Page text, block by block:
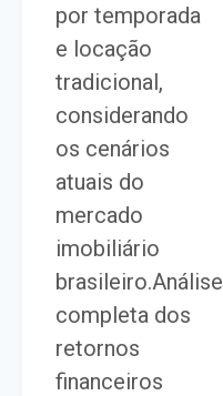
por temporada
e locação
tradicional,
considerando
os cenários
atuais do
mercado
imobiliário
brasileiro.Análise
completa dos
retornos
financeiros